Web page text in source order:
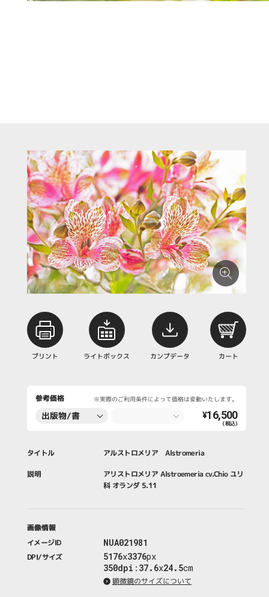
プリント ライトボックス カンプデータ カート
参考価格 ※実際のご利用条件によって価格は変動いたします。
出版物/書
¥16,500
（税込）
タイトル アルストロメリア Alstromeria
説明
アリストロメリア Alstroemeria cv.Chio ユリ
科 オランダ 5.11
画像情報
イメージID
NUA021981
DPI/サイズ 5176x3376px
350dpi : 37.6x24.5cm
顕微鏡のサイズについて